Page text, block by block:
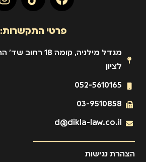
פרטי התקשרות:
לציון
052-5610165
03-9510858
d@dikla-law.co.il
הצהרת נגישות